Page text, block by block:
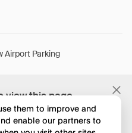
view this page
Airport Parking
them to improve and
enable our partners to